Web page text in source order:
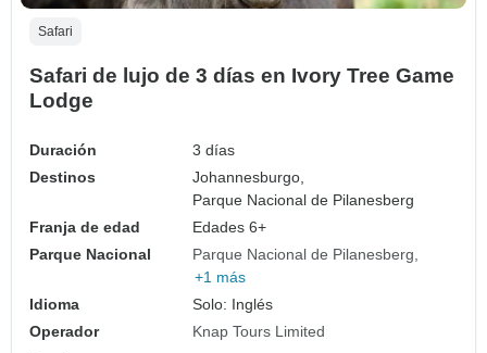
Safari
Safari de lujo de 3 días en Ivory Tree Game
Lodge
Duración
3 días
Destinos
Johannesburgo,
Parque Nacional de Pilanesberg
Franja de edad
Edades 6+
Parque Nacional
Parque Nacional de Pilanesberg
+1 más
Idioma
Solo: Inglés
Operador
Knap Tours Limited